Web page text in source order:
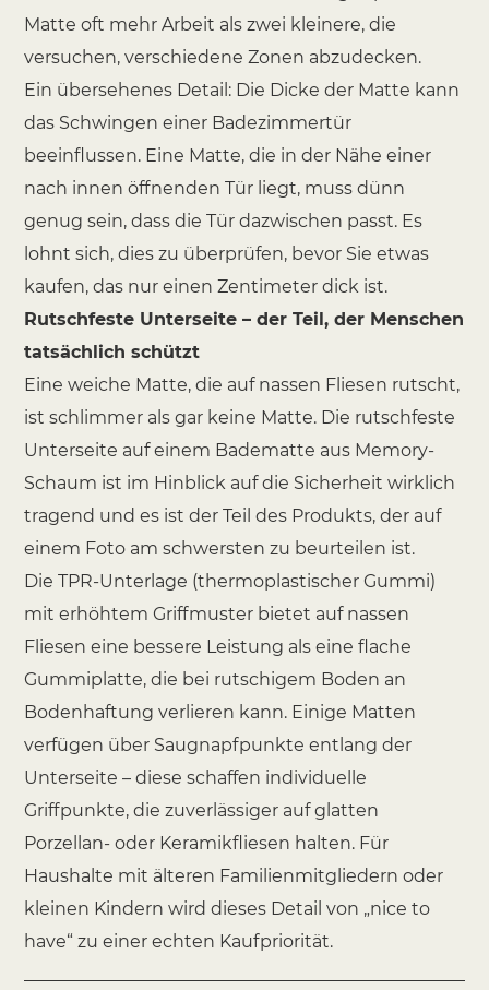
Matte oft mehr Arbeit als zwei kleinere, die
versuchen, verschiedene Zonen abzudecken.
Ein übersehenes Detail: Die Dicke der Matte kann
das Schwingen einer Badezimmertür
beeinflussen. Eine Matte, die in der Nähe einer
nach innen öffnenden Tür liegt, muss dünn
genug sein, dass die Tür dazwischen passt. Es
lohnt sich, dies zu überprüfen, bevor Sie etwas
kaufen, das nur einen Zentimeter dick ist.
Rutschfeste Unterseite – der Teil, der Menschen
tatsächlich schützt
Eine weiche Matte, die auf nassen Fliesen rutscht,
ist schlimmer als gar keine Matte. Die rutschfeste
Unterseite auf einem Badematte aus Memory-
Schaum ist im Hinblick auf die Sicherheit wirklich
tragend und es ist der Teil des Produkts, der auf
einem Foto am schwersten zu beurteilen ist.
Die TPR-Unterlage (thermoplastischer Gummi)
mit erhöhtem Griffmuster bietet auf nassen
Fliesen eine bessere Leistung als eine flache
Gummiplatte, die bei rutschigem Boden an
Bodenhaftung verlieren kann. Einige Matten
verfügen über Saugnapfpunkte entlang der
Unterseite – diese schaffen individuelle
Griffpunkte, die zuverlässiger auf glatten
Porzellan- oder Keramikfliesen halten. Für
Haushalte mit älteren Familienmitgliedern oder
kleinen Kindern wird dieses Detail von „nice to
have“ zu einer echten Kaufpriorität.